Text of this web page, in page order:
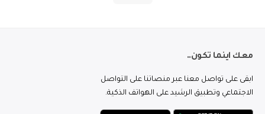
معك اينما تكون..
ابقى على تواصل معنا عبر منصاتنا على التواصل
الاجتماعي وتطبيق الرشيد على الهواتف الذكية.